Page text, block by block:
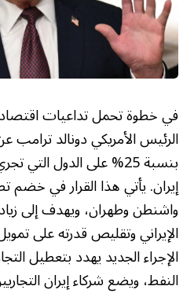
في خطوة تحمل تداعيات
الرئيس الأمريكي دونالد
بنسبة 25% على الدول
إيران. يأتي هذا القرار في خضم
واشنطن وطهران، ويهدف إلى
الإيراني وتقليص قدرته على
الإجراء الجديد يهدد بتعطيل
النفط، ويضع شركاء إيران